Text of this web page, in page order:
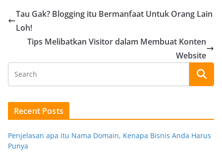
Tau Gak? Blogging itu Bermanfaat Untuk Orang Lain
Loh!
Tips Melibatkan Visitor dalam Membuat Konten
Website
Recent Posts
Penjelasan apa itu Nama Domain, Kenapa Bisnis Anda Harus
Punya